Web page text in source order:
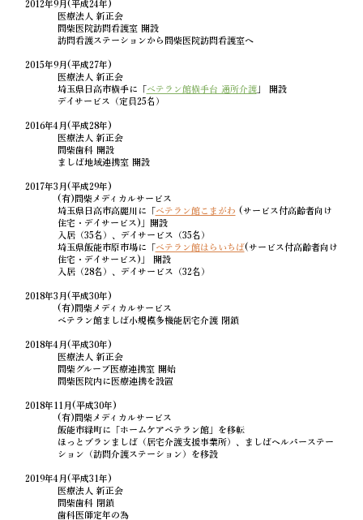
2012年9月(平成24年)
医療法人 新正会
間柴医院訪問看護室 開設
訪問看護ステーションから間柴医院訪問看護室へ
2015年9月(平成27年)
医療法人 新正会
埼玉県日高市横手に「ベテラン館横手台 通所介護」 開設
デイサービス（定員25名）
2016年4月(平成28年)
医療法人 新正会
間柴歯科 開設
ましば地域連携室 開設
2017年3月(平成29年)
(有)間柴メディカルサービス
埼玉県日高市高麗川に「ベテラン館こまがわ (サービス付高齢者向け
住宅・デイサービス)」開設
入居（35名）、デイサービス（35名）
埼玉県飯能市原市場に「ベテラン館はらいちば(サービス付高齢者向け
住宅・デイサービス)」 開設
入居（28名）、デイサービス（32名）
2018年3月(平成30年)
(有)間柴メディカルサービス
ベテラン館ましば小規模多機能居宅介護 閉鎖
2018年4月(平成30年)
医療法人 新正会
間柴グループ医療連携室 開始
間柴医院内に医療連携を設置
2018年11月(平成30年)
(有)間柴メディカルサービス
飯能市緑町に「ホームケアベテラン館」を移転
ほっとブランましば（居宅介護支援事業所）、ましばヘルパーステー
ション（訪問介護ステーション）を移設
2019年4月(平成31年)
医療法人 新正会
間柴歯科 閉鎖
歯科医師定年の為